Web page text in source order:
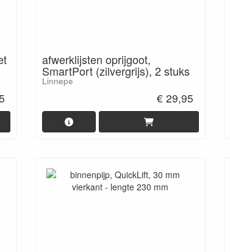
afwerklijsten oprijgoot,
SmartPort (zilvergrijs), 2 stuks
Linnepe
€ 29,95